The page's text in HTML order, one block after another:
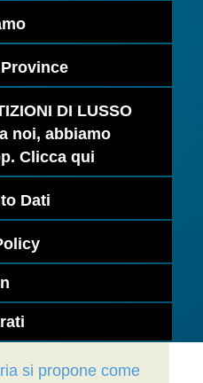
DI LUSSO
noi, abbiamo
Clicca qui
Dati
si propone come